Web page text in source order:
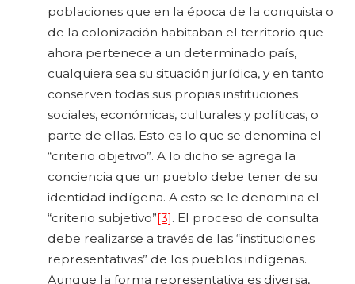
poblaciones que en la época de la conquista o
de la colonización habitaban el territorio que
ahora pertenece a un determinado país,
cualquiera sea su situación jurídica, y en tanto
conserven todas sus propias instituciones
sociales, económicas, culturales y políticas, o
parte de ellas. Esto es lo que se denomina el
“criterio objetivo”. A lo dicho se agrega la
conciencia que un pueblo debe tener de su
identidad indígena. A esto se le denomina el
“criterio subjetivo”[3]. El proceso de consulta
debe realizarse a través de las “instituciones
representativas” de los pueblos indígenas.
Aunque la forma representativa es diversa,